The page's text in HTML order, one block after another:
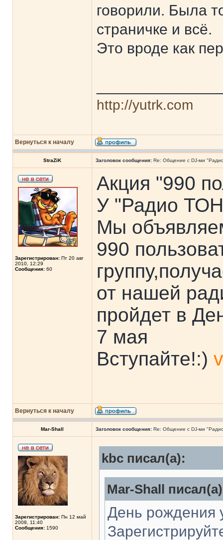
говорили. Была
страничке и всё.
Это вроде как
http://yutrk.com
Вернуться к началу
StraZiK Заголовок сообщения: Re: Общение с DJ-ми
Зарегистрирован: Пт 20 авг
2010, 12:29
Сообщения: 60
Акция "990
У "Радио
Мы
990
от нашей
пройдет в
7 мая
Вступайте!:)
Вернуться к началу
Mar-Shall Заголовок сообщения: Re: Общение с DJ-ми
Зарегистрирован: Пн 12 май
2008, 11:40
Сообщения: 1590
kbc писал(а):
Mar-Shall
День рождения